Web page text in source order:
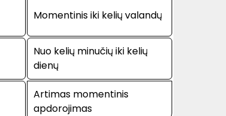
Momentinis iki kelių valandų
Nuo kelių minučių iki kelių
dienų
Artimas momentinis
apdorojimas